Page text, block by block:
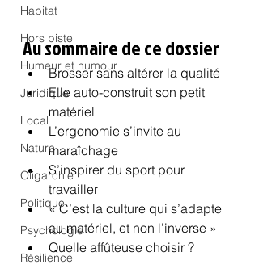
Habitat
Hors piste
Humeur et humour
Juridique
Local
Nature
Oligarchie
Politique
Psychologie
Résilience
Au sommaire de ce dossier
Brosser sans altérer la qualité
Elle auto-construit son petit
matériel
L’ergonomie s’invite au
maraîchage
S’inspirer du sport pour
travailler
« C’est la culture qui s’adapte
au matériel, et non l’inverse »
Quelle affûteuse choisir ?